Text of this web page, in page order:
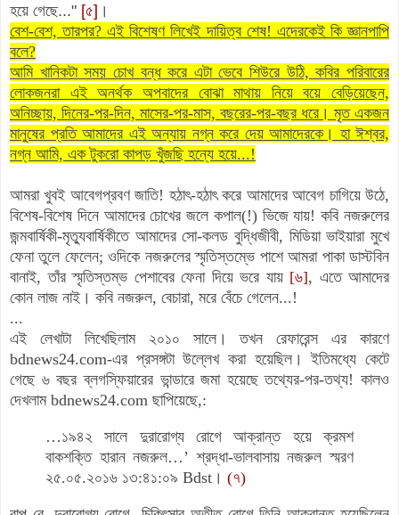
হয়ে গেছে..." [৫] ।
বেশ-বেশ, তারপর? এই বিশেষণ লিখেই দায়িত্ব শেষ! এদেরকেই কি জ্ঞানপাপি
বলে?
আমি খানিকটা সময় চোখ বন্ধ করে এটা ভেবে শিউরে উঠি, কবির পরিবারের
লোকজনরা এই অনর্থক অপবাদের বোঝা মাথায় নিয়ে বয়ে বেড়িয়েছেন,
অনিচ্ছায়, দিনের-পর-দিন, মাসের-পর-মাস, বছরের-পর-বছর ধরে। মৃত একজন
মানুষের প্রতি আমাদের এই অন্যায় নগ্ন করে দেয় আমাদেরকে। হা ঈশ্বর,
নগ্ন আমি, এক টুকরো কাপড় খুঁজছি হন্যে হয়ে...!
আমরা খুবই আবেগপ্রবণ জাতি! হঠাৎ-হঠাৎ করে আমাদের আবেগ চাগিয়ে উঠে,
বিশেষ-বিশেষ দিনে আমাদের চোখের জলে কপাল(!) ভিজে যায়! কবি নজরুলের
জন্মবার্ষিকী-মৃত্যুবার্ষিকীতে আমাদের সো-কলড বুদ্ধিজীবী, মিডিয়া ভাইয়ারা মুখে
ফেনা তুলে ফেলেন; ওদিকে নজরুলের স্মৃতিস্তম্ভে পাশে আমরা পাকা ডাস্টবিন
বানাই, তাঁর স্মৃতিস্তম্ভ পেশাবের ফেনা দিয়ে ভরে যায় [৬], এতে আমাদের
কোন লাজ নাই। কবি নজরুল, বেচারা, মরে বেঁচে গেলেন...!
...
এই লেখাটা লিখেছিলাম ২০১০ সালে। তখন রেফারেন্স এর কারণে
bdnews24.com-এর প্রসঙ্গটা উল্লেখ করা হয়েছিল। ইতিমধ্যে কেটে
গেছে ৬ বছর ব্লগস্ফিয়ারের ভান্ডারে জমা হয়েছে তথ্যের-পর-তথ্য! কালও
দেখলাম bdnews24.com ছাপিয়েছে,:
…১৯৪২ সালে দুরারোগ্য রোগে আক্রান্ত হয়ে ক্রমশ
বাকশক্তি হারান নজরুল…’ শ্রদ্ধা-ভালবাসায় নজরুল স্মরণ
২৫.০৫.২০১৬ ১৩:৪১:০৯ Bdst। (৭)